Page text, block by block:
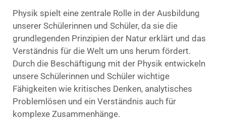
Physik spielt eine zentrale Rolle in der Ausbildung
unserer Schülerinnen und Schüler, da sie die
grundlegenden Prinzipien der Natur erklärt und das
Verständnis für die Welt um uns herum fördert.
Durch die Beschäftigung mit der Physik entwickeln
unsere Schülerinnen und Schüler wichtige
Fähigkeiten wie kritisches Denken, analytisches
Problemlösen und ein Verständnis auch für
komplexe Zusammenhänge.